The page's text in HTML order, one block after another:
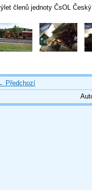
členů jednoty ČsOL
Předchozí